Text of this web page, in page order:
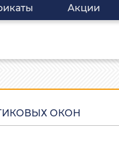
Акции
ОКОН